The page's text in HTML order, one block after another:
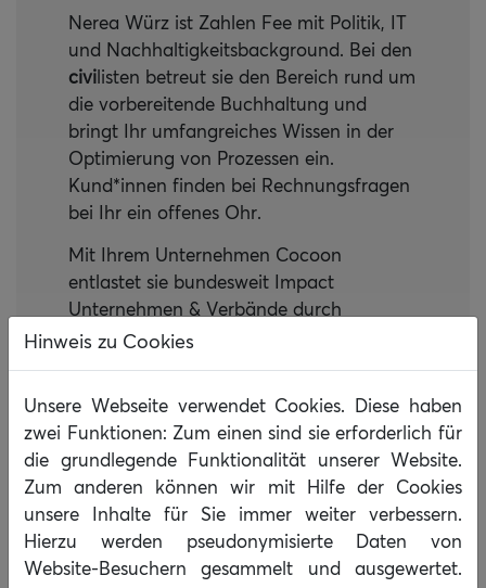
Nerea Würz ist Zahlen Fee mit Politik, IT
und Nachhaltigkeitsbackground. Bei den
civilisten betreut sie den Bereich rund um
die vorbereitende Buchhaltung und
bringt Ihr umfangreiches Wissen in der
Optimierung von Prozessen ein.
Kund*innen finden bei Rechnungsfragen
bei Ihr ein offenes Ohr.
Mit Ihrem Unternehmen Cocoon
entlastet sie bundesweit Impact
Unternehmen & Verbände durch
optimierte Buchhaltungsprozesse und
In Ihrer Freizeit liest sie gerne und singt
und setzt sich für ein intersektionales
feministisches besseres Morgen ein.
Tel: +49 (0)30 69 20 90-200
Hinweis zu Cookies
Unsere Webseite verwendet Cookies. Diese haben
zwei Funktionen: Zum einen sind sie erforderlich für
die grundlegende Funktionalität unserer Website.
Zum anderen können wir mit Hilfe der Cookies
unsere Inhalte für Sie immer weiter verbessern.
Hierzu werden pseudonymisierte Daten von
Website-Besuchern gesammelt und ausgewertet.